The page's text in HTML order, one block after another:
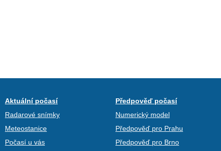
Aktuální počasí
Radarové snímky
Meteostanice
Počasí u vás
Předpověď počasí
Numerický model
Předpověď pro Prahu
Předpověď pro Brno